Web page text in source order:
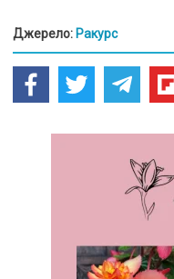
Джерело: Ракурс